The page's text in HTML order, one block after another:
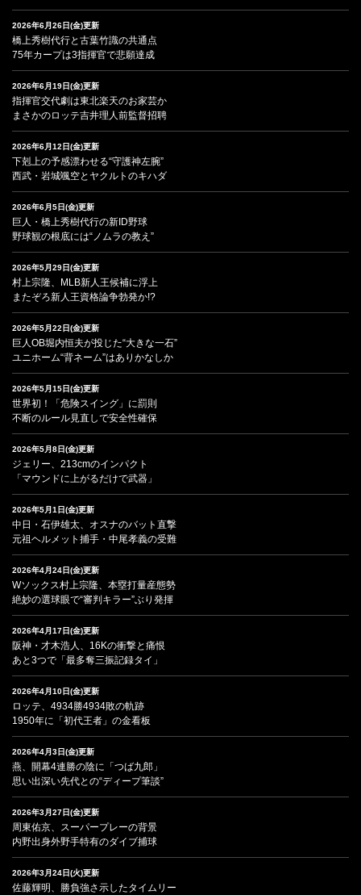
2026年6月26日(金)更新
橋上秀樹代行と古葉竹識の共通点
75年カープは3指揮官で悲願達成
2026年6月19日(金)更新
指揮官交代劇は東北楽天のお家芸か
まさかのロッテ吉井理人前監督招聘
2026年6月12日(金)更新
下剋上の予感漂わせる“守護神左腕”
西武・岩城颯空とヤクルトのキハダ
2026年6月5日(金)更新
巨人・橋上秀樹代行の新ID野球
野球観の根底には“ノムラの教え”
2026年5月29日(金)更新
村上宗隆、MLB新人王候補に浮上
またぞろ新人王資格論争勃発か!?
2026年5月22日(金)更新
巨人OB堀内恒夫が投じた“大きな一石”
ユニホーム“背ネーム”はありかなしか
2026年5月15日(金)更新
世界初！「危険スイング」に罰則
不断のルール見直しで安全性確保
2026年5月8日(金)更新
ジェリー、213cmのインパクト
「マウンドに上がるだけで武器」
2026年5月1日(金)更新
中日・石伊雄太、オスナのバット直撃
元祖ヘルメット捕手・中尾孝義の受難
2026年4月24日(金)更新
Wソックス村上宗隆、本塁打量産態勢
絶妙の選球眼で“審判キラー”ぶり発揮
2026年4月17日(金)更新
阪神・才木浩人、16Kの衝撃と痛恨
あと3つで「最多奪三振記録タイ」
2026年4月10日(金)更新
ロッテ、4934勝4934敗の軌跡
1950年に「初代王者」の金看板
2026年4月3日(金)更新
燕、開幕4連勝の陰に「つば九郎」
思い出深い先代との“ディープ筆談”
2026年3月27日(金)更新
周東佑京、スーパープレーの背景
内野出身外野手特有のダイブ捕球
2026年3月24日(火)更新
佐藤輝明、勝負強さ示したタイムリー